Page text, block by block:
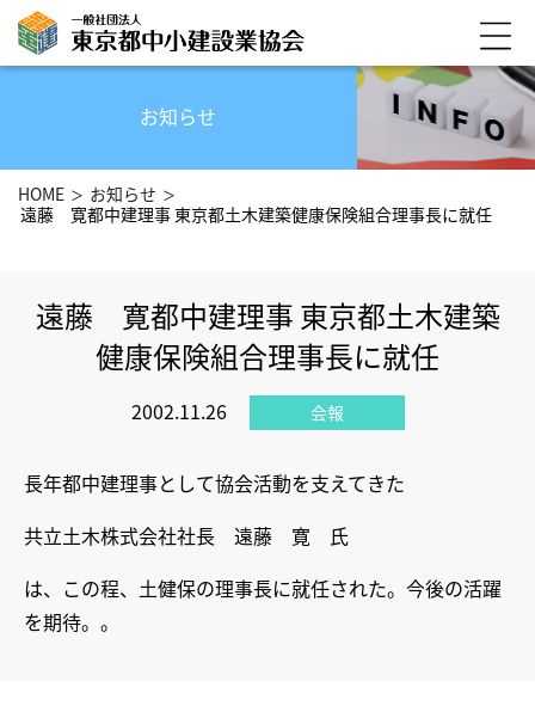
お知らせ
HOME
お知らせ
遠藤 寛都中建理事 東京都土木建築健康保険組合理事長に就任
遠藤 寛都中建理事 東京都土木建築
健康保険組合理事長に就任
2002.11.26 会報
長年都中建理事として協会活動を支えてきた
共立土木株式会社社長 遠藤 寛 氏
は、この程、土健保の理事長に就任された。今後の活躍
を期待。。